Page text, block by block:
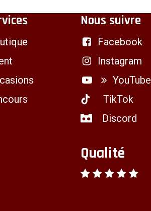
Nous suivre
Facebook
Instagram
YouTube
TikTok
Discord
Qualité